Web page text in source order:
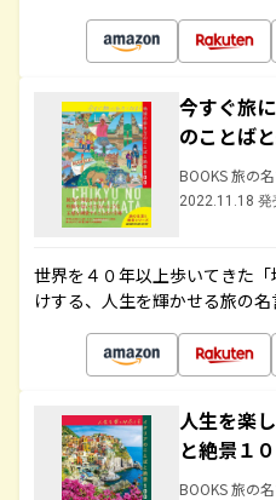
今すぐ旅
のことば
BOOKS 旅の
2022.11.18 発
世界を４０年以上歩いてきた
けする、人生を輝かせる旅の
人生を楽
と絶景１
BOOKS 旅の